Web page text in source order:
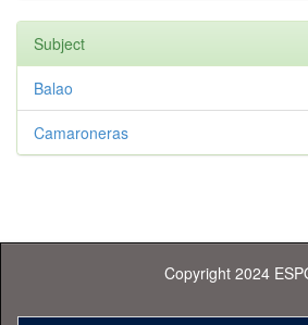
Subject
Balao
Camaroneras
Copyright 2024